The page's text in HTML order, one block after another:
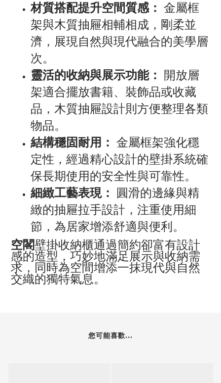
材質搭配提升空間質感： 金屬框
架與木質抽屜相輔相成，剛柔並
濟，展現自然與現代融合的美學層
次。
靈活的收納與展示功能： 開放層
架適合擺放書籍、裝飾品或收藏
品，木質抽屜設計則方便整理各類
物品。
結構穩固耐用： 金屬框架強化穩
定性，經過精心設計的壁掛系統確
保長期使用的安全性與可靠性。
細緻工藝表現： 圓滑的邊緣與精
緻的抽屜拉手設計，注重使用細
節，為居家增添舒適與便利。
空閣壁掛收納櫃通過簡約卻富有設計
感的造型，巧妙地滿足展示與收納需
求，同時為空間增添一抹現代與自然
交織的獨特氣息。
您可能喜歡...